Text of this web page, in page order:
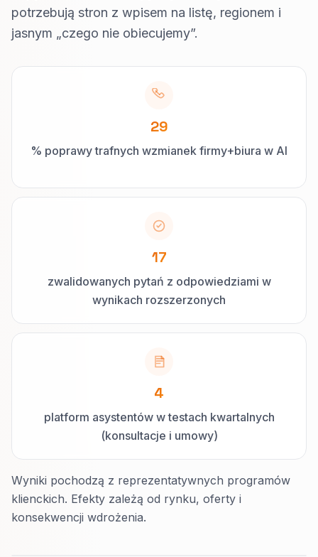
potrzebują stron z wpisem na listę, regionem i
jasnym „czego nie obiecujemy”.
29
% poprawy trafnych wzmianek firmy+biura w AI
17
zwalidowanych pytań z odpowiedziami w
wynikach rozszerzonych
4
platform asystentów w testach kwartalnych
(konsultacje i umowy)
Wyniki pochodzą z reprezentatywnych programów
klienckich. Efekty zależą od rynku, oferty i
konsekwencji wdrożenia.